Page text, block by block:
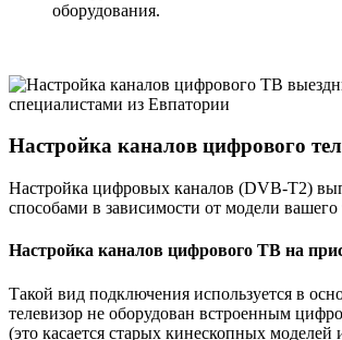
оборудования.
Настройка каналов цифрового
Настройка цифровых каналов (DVB-T2)
способами в зависимости от модели вашего
Настройка каналов цифрового ТВ на
Такой вид подключения используется в
телевизор не оборудован встроенным
(это касается старых кинескопных